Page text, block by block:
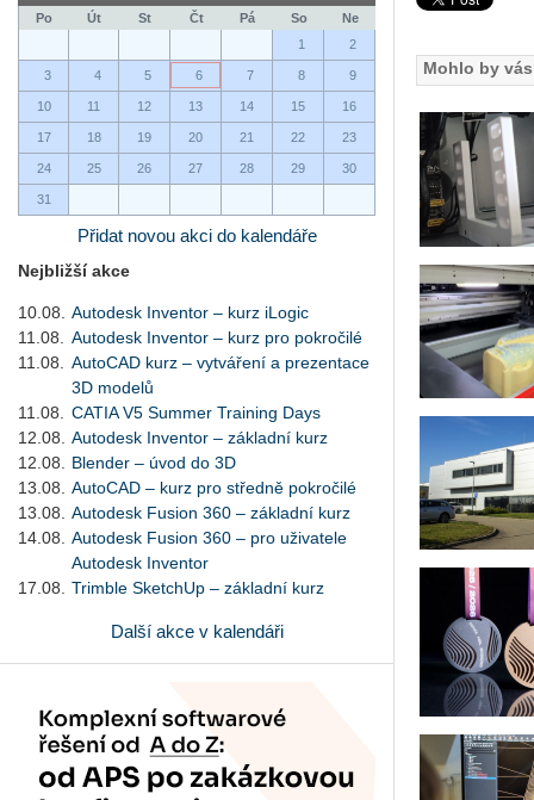
Po Út St Čt Pá So
Ne
1
2
3 4 5 6 7 8 9
10 11 12 13 14 15 16
17 18 19 20 21 22 23
24 25 26 27 28 29 30
31
Přidat novou akci do kalendáře
Nejbližší akce
10.08.
Autodesk Inventor – kurz iLogic
11.08.
Autodesk Inventor – kurz pro pokročilé
11.08.
AutoCAD kurz – vytváření a prezentace
3D modelů
11.08.
CATIA V5 Summer Training Days
12.08.
Autodesk Inventor – základní kurz
12.08.
Blender – úvod do 3D
13.08.
AutoCAD – kurz pro středně pokročilé
13.08.
Autodesk Fusion 360 – základní kurz
14.08.
Autodesk Fusion 360 – pro uživatele
Autodesk Inventor
17.08.
Trimble SketchUp – základní kurz
Další akce v kalendáři
Mohlo by